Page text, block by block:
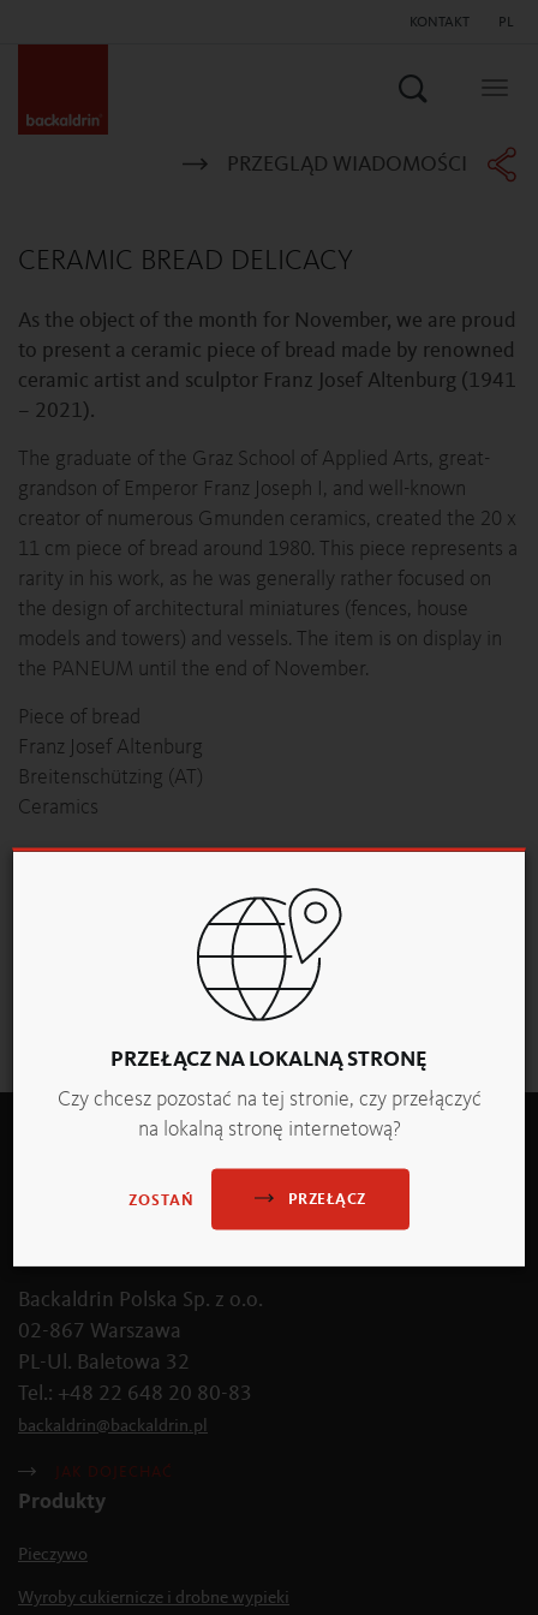
PRZEŁĄCZ NA LOKALNĄ STRONĘ
Czy chcesz pozostać na tej stronie, czy przełączyć
na lokalną stronę internetową?
ZOSTAŃ PRZEŁĄCZ
KONTAKT PL
PRZEGLĄD WIADOMOŚCI
CERAMIC BREAD DELICACY
As the object of the month for November, we are proud
to present a ceramic piece of bread made by renowned
ceramic artist and sculptor Franz Josef Altenburg (1941
– 2021).
The graduate of the Graz School of Applied Arts, great-
grandson of Emperor Franz Joseph I, and well-known
creator of numerous Gmunden ceramics, created the 20 x
11 cm piece of bread around 1980. This piece represents a
rarity in his work, as he was generally rather focused on
the design of architectural miniatures (fences, house
models and towers) and vessels. The item is on display in
the PANEUM until the end of November.
Piece of bread
Franz Josef Altenburg
Breitenschützing (AT)
Ceramics
Backaldrin Polska Sp. z o.o.
02-867 Warszawa
PL-Ul. Baletowa 32
Tel.: +48 22 648 20 80-83
backaldrin@ backaldrin. pl
JAK DOJECHAĆ
Produkty
Pieczywo
Wyroby cukiernicze i drobne wypieki